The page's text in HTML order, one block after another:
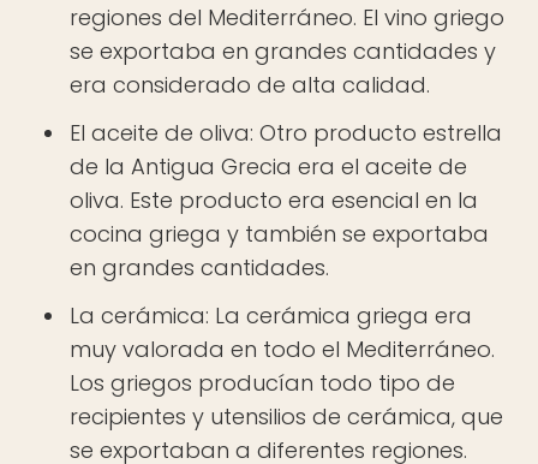
regiones del Mediterráneo. El vino griego
se exportaba en grandes cantidades y
era considerado de alta calidad.
El aceite de oliva: Otro producto estrella
de la Antigua Grecia era el aceite de
oliva. Este producto era esencial en la
cocina griega y también se exportaba
en grandes cantidades.
La cerámica: La cerámica griega era
muy valorada en todo el Mediterráneo.
Los griegos producían todo tipo de
recipientes y utensilios de cerámica, que
se exportaban a diferentes regiones.